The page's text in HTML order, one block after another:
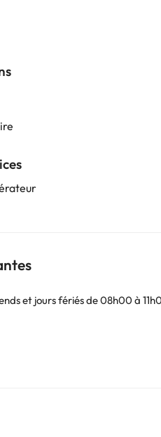
et jours fériés de 08h00 à